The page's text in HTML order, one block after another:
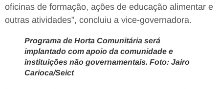
oficinas de formação, ações de educação alimentar e
outras atividades”, concluiu a vice-governadora.
Programa de Horta Comunitária será
implantado com apoio da comunidade e
instituições não governamentais. Foto: Jairo
Carioca/Seict